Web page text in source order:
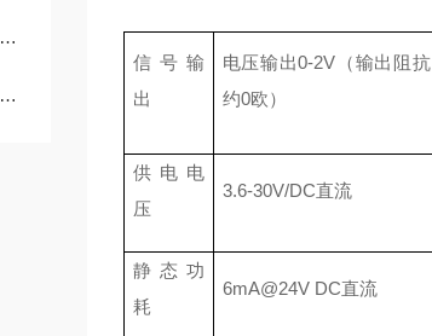
信号输
出
电压输出0-2V（输出阻抗
约0欧）
供电电
压
3.6-30V/DC直流
静态功
耗
6mA@24V DC直流